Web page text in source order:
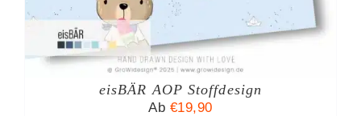
eisBÄR AOP Stoffdesign
Ab €19,90